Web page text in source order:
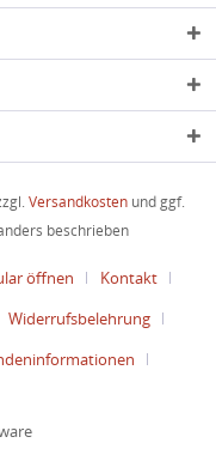
Versandkosten und ggf.
beschrieben
öffnen
Kontakt
Widerrufsbelehrung